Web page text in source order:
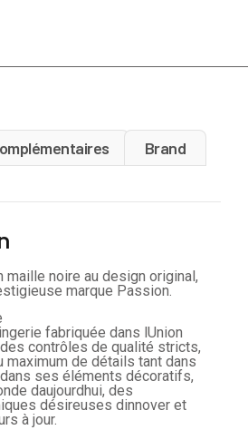
Brand
maille noire au design original,
marque Passion.
fabriquée dans lUnion
contrôles de qualité stricts,
maximum de détails tant dans
ses éléments décoratifs,
daujourdhui, des
désireuses dinnover et
à jour.